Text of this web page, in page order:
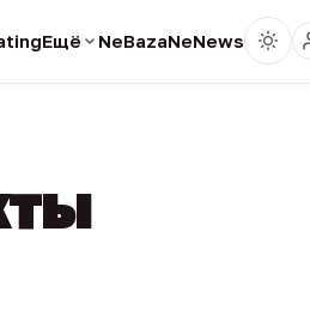
Ещё NeBazaNeNews